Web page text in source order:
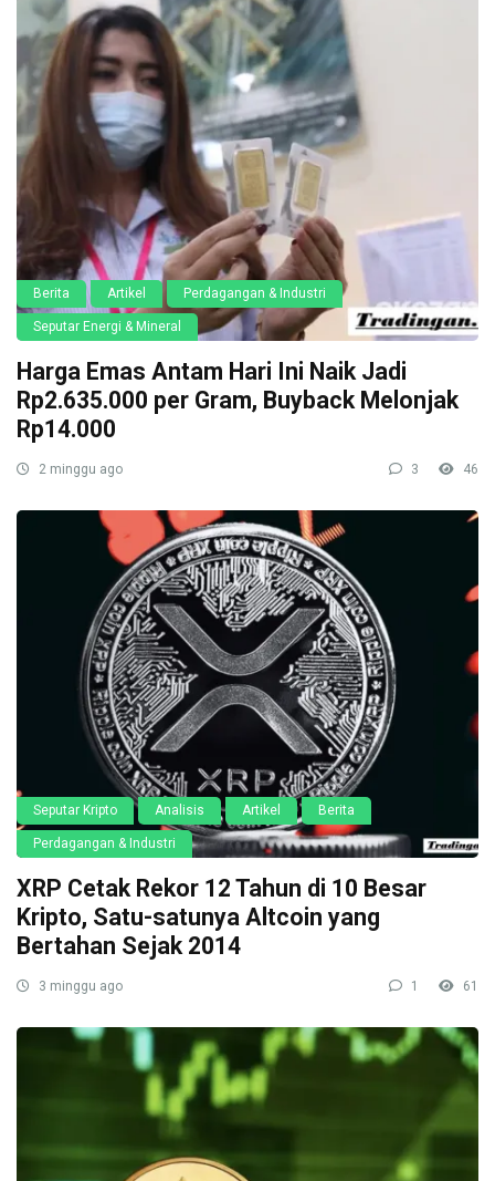
Berita Artikel Perdagangan & Industri
Seputar Energi & Mineral
Harga Emas Antam Hari Ini Naik Jadi
Rp2.635.000 per Gram, Buyback Melonjak
Rp14.000
2 minggu ago 3 46
Seputar Kripto Analisis Artikel Berita
Perdagangan & Industri
XRP Cetak Rekor 12 Tahun di 10 Besar
Kripto, Satu-satunya Altcoin yang
Bertahan Sejak 2014
3 minggu ago 1 61